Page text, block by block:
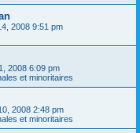
2008 9:51 pm
2008 6:09 pm
et minoritaires
2008 2:48 pm
et minoritaires